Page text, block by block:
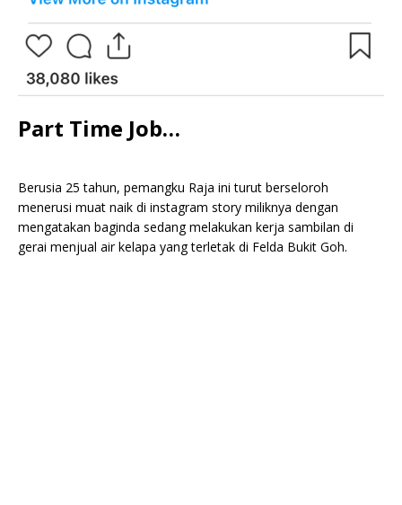
Part Time Job…
Berusia 25 tahun, pemangku Raja ini turut berseloroh
menerusi muat naik di instagram story miliknya dengan
mengatakan baginda sedang melakukan kerja sambilan di
gerai menjual air kelapa yang terletak di Felda Bukit Goh.